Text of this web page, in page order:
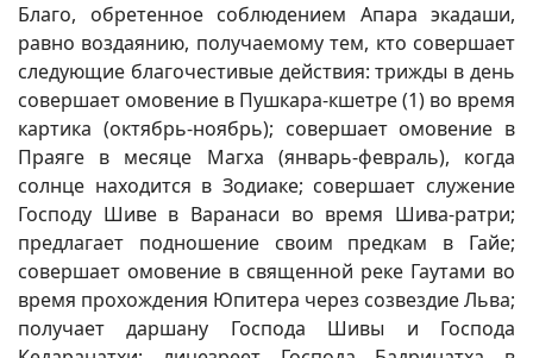
Благо, обретенное соблюдением Апара экадаши,
равно воздаянию, получаемому тем, кто совершает
следующие благочестивые действия: трижды в день
совершает омовение в Пушкара-кшетре (1) во время
картика (октябрь-ноябрь); совершает омовение в
Праяге в месяце Магха (январь-февраль), когда
солнце находится в Зодиаке; совершает служение
Господу Шиве в Варанаси во время Шива-ратри;
предлагает подношение своим предкам в Гайе;
совершает омовение в священной реке Гаутами во
время прохождения Юпитера через созвездие Льва;
получает даршану Господа Шивы и Господа